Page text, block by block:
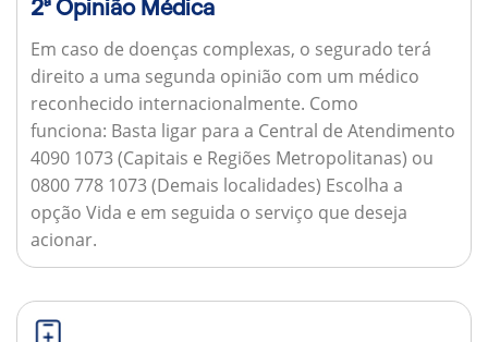
2ª Opinião Médica
Em caso de doenças complexas, o segurado terá
direito a uma segunda opinião com um médico
reconhecido internacionalmente. Como
funciona: Basta ligar para a Central de Atendimento
4090 1073 (Capitais e Regiões Metropolitanas) ou
0800 778 1073 (Demais localidades) Escolha a
opção Vida e em seguida o serviço que deseja
acionar.